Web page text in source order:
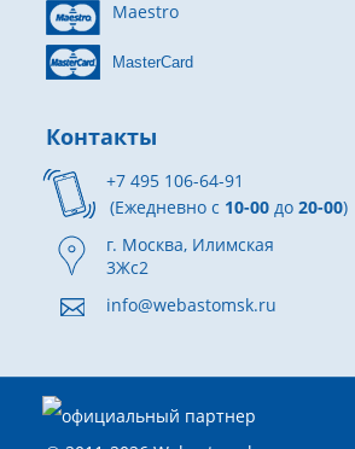
Maestro
MasterCard
Контакты
+7 495 106-64-91
(Ежедневно с 10-00 до 20-00)
г. Москва, Илимская
3Жс2
info@webastomsk.ru